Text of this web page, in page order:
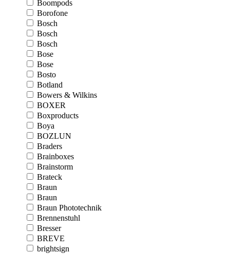
Boompods
Borofone
Bosch
Bosch
Bosch
Bose
Bose
Bosto
Botland
Bowers & Wilkins
BOXER
Boxproducts
Boya
BOZLUN
Braders
Brainboxes
Brainstorm
Brateck
Braun
Braun
Braun Phototechnik
Brennenstuhl
Bresser
BREVE
brightsign